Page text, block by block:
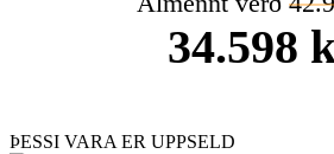
34.598
ÞESSI VARA ER UPPSELD